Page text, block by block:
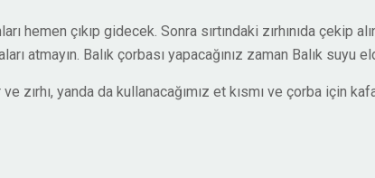
hemen çıkıp gidecek. Sonra sırtındaki zırhınıda çekip
atmayın. Balık çorbası yapacağınız zaman Balık suyu
yanda da kullanacağımız et kısmı ve çorba için